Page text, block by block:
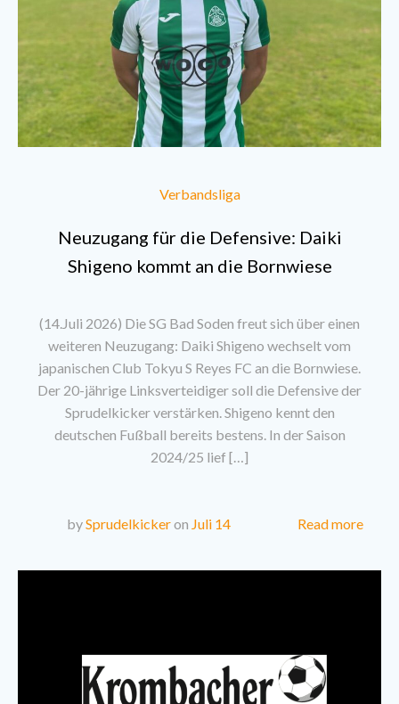
Verbandsliga
Neuzugang für die Defensive: Daiki
Shigeno kommt an die Bornwiese
(14.Juli 2026) Die SG Bad Soden freut sich über einen
weiteren Neuzugang: Daiki Shigeno wechselt vom
japanischen Club Tokyu S Reyes FC an die Bornwiese.
Der 20-jährige Linksverteidiger soll die Defensive der
Sprudelkicker verstärken. Shigeno kennt den
deutschen Fußball bereits bestens. In der Saison
2024/25 lief […]
bySprudelkickeron Juli 14 Read more